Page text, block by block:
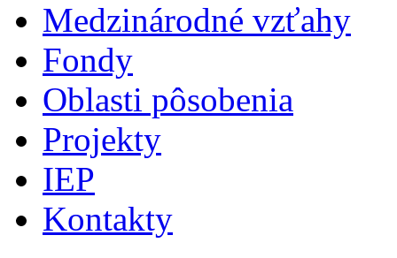
Medzinárodné vzťahy
Fondy
Oblasti pôsobenia
Projekty
IEP
Kontakty